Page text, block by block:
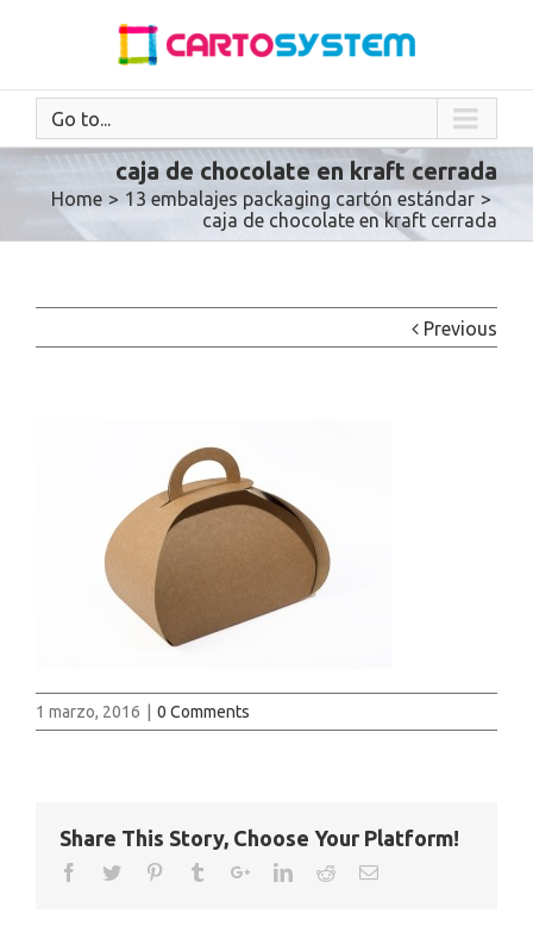
Go to...
caja de chocolate en kraft cerrada
Home > 13 embalajes packaging cartón estándar >
caja de chocolate en kraft cerrada
Previous
1 marzo, 2016 0 Comments
Share This Story, Choose Your Platform!